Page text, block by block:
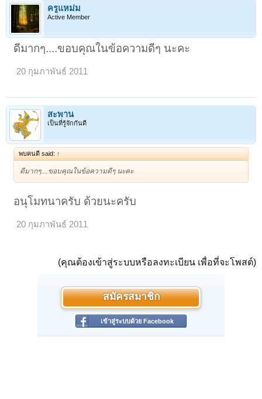
ครูแหม่ม
Active Member
ดีมากๆ....ขอบคุณในข้อความดีๆ นะคะ
20 กุมภาพันธ์ 2011
สะพาน
เป็นที่รู้จักกันดี
พบคนดี said: ↑
ดีมากๆ....ขอบคุณในข้อความดีๆ นะคะ
อนุโมทนาครับ ด้วยนะครับ
20 กุมภาพันธ์ 2011
(คุณต้องเข้าสู่ระบบหรือลงทะเบียน เพื่อที่จะโพสต์)
สมัครสมาชิก
เข้าสู่ระบบด้วย Facebook